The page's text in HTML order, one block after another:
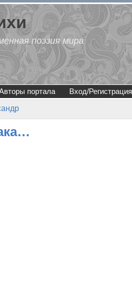
поэзия мира
портала Вход/Регистрация